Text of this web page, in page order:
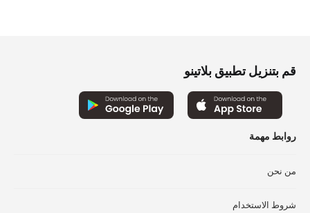
الخيارات
على
قم بتنزيل تطبيق بلاتينو
روابط مهمة
من نحن
شروط الاستخدام